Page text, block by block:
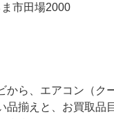
市田場2000
から、エアコン（ク
品揃えと、お買取品